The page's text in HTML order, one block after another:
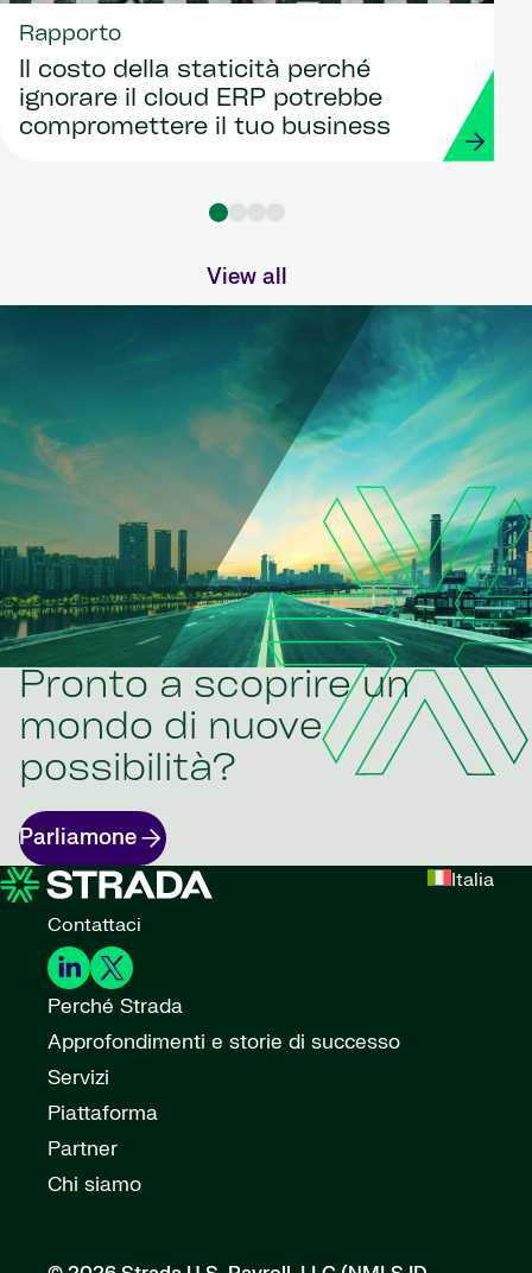
Rapporto
Il costo della staticità perché
ignorare il cloud ERP potrebbe
compromettere il tuo business
View all
Pronto a scoprire un
mondo di nuove
possibilità?
Parliamone
Italia
Contattaci
Perché Strada
Approfondimenti e storie di successo
Servizi
Piattaforma
Partner
Chi siamo